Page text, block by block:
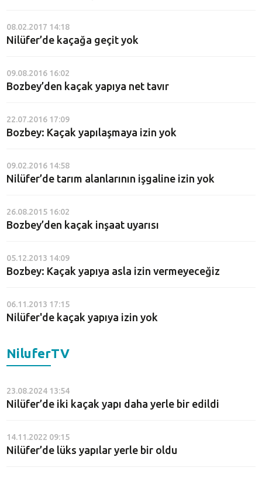
08.02.2017 14:18
Nilüfer’de kaçağa geçit yok
09.08.2016 16:02
Bozbey’den kaçak yapıya net tavır
22.07.2016 17:09
Bozbey: Kaçak yapılaşmaya izin yok
09.02.2016 14:58
Nilüfer’de tarım alanlarının işgaline izin yok
26.08.2015 16:02
Bozbey’den kaçak inşaat uyarısı
05.12.2013 14:09
Bozbey: Kaçak yapıya asla izin vermeyeceğiz
06.11.2013 17:15
Nilüfer'de kaçak yapıya izin yok
NiluferTV
23.08.2024 13:54
Nilüfer’de iki kaçak yapı daha yerle bir edildi
14.11.2022 09:15
Nilüfer’de lüks yapılar yerle bir oldu